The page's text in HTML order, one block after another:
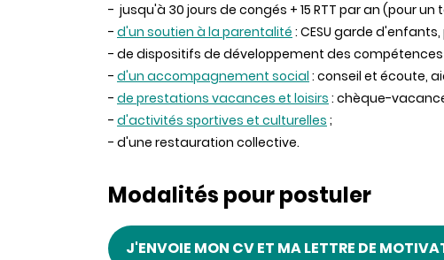
- jusqu'à 30 jours de congés + 15 RTT par an (pour un
- d'un soutien à la parentalité : CESU garde
- de dispositifs de développement des compétences
- d'un accompagnement social : conseil et écoute,
- de prestations vacances et loisirs : chèque-
- d'activités sportives et culturelles ;
- d'une restauration collective.
Modalités pour postuler
J'ENVOIE MON CV ET MA LETTRE DE